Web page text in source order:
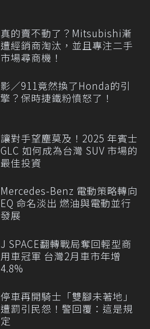
真的賣不動了？Mitsubishi漸
遭經銷商淘汰，並且專注二手
市場尋商機！
影／911竟然換了Honda的引
擎？保時捷鐵粉憤怒了！
讓對手望塵莫及！2025 年賓士
GLC 如何成為台灣 SUV 市場的
最佳投資
Mercedes-Benz 電動策略轉向
EQ 命名淡出 燃油與電動並行
發展
J SPACE翻轉戰局奪回輕型商
用車冠軍 台灣2月車市年增
4.8%
停車再開騎士「雙腳未著地」
遭罰引民怨！警回覆：這是規
定